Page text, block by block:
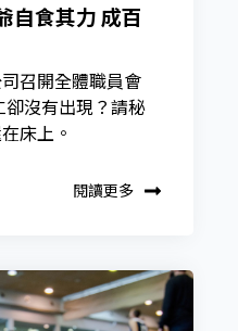
自食其力 成百
召開全體職員會
沒有出現？請秘
床上。
閱讀更多